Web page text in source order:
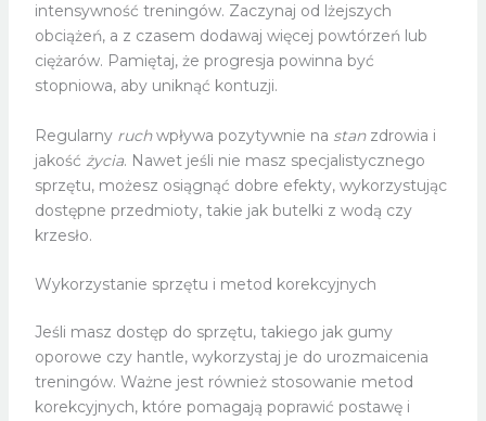
intensywność treningów. Zaczynaj od lżejszych
obciążeń, a z czasem dodawaj więcej powtórzeń lub
ciężarów. Pamiętaj, że progresja powinna być
stopniowa, aby uniknąć kontuzji.
Regularny ruchwpływa pozytywnie na stanzdrowia i
jakość życia. Nawet jeśli nie masz specjalistycznego
sprzętu, możesz osiągnąć dobre efekty, wykorzystując
dostępne przedmioty, takie jak butelki z wodą czy
krzesło.
Wykorzystanie sprzętu i metod korekcyjnych
Jeśli masz dostęp do sprzętu, takiego jak gumy
oporowe czy hantle, wykorzystaj je do urozmaicenia
treningów. Ważne jest również stosowanie metod
korekcyjnych, które pomagają poprawić postawę i